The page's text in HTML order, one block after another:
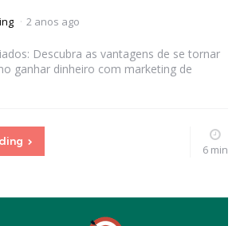
2 anos ago
Descubra as vantagens de se tornar
ganhar dinheiro com marketing de
6 min